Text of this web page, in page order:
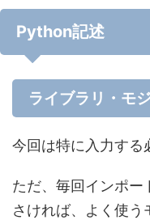
Python記述
ライブラリ・モ
今回は特に入力する
ただ、毎回インポー
さければ、よく使う